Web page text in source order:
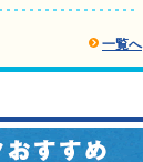
一覧へ